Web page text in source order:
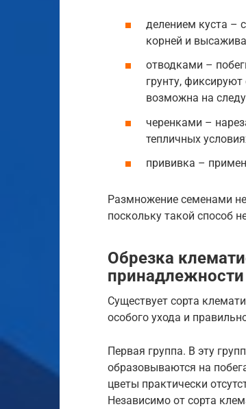
делением куста –
корней и
отводками –
грунту,
возможна на
черенками –
тепличных
прививка –
Размножение семенами
поскольку такой способ
Обрезка
принадлежности
Существует сорта
особого ухода и
Первая группа. В эту
образовываются на
цветы практически
Независимо от сорта